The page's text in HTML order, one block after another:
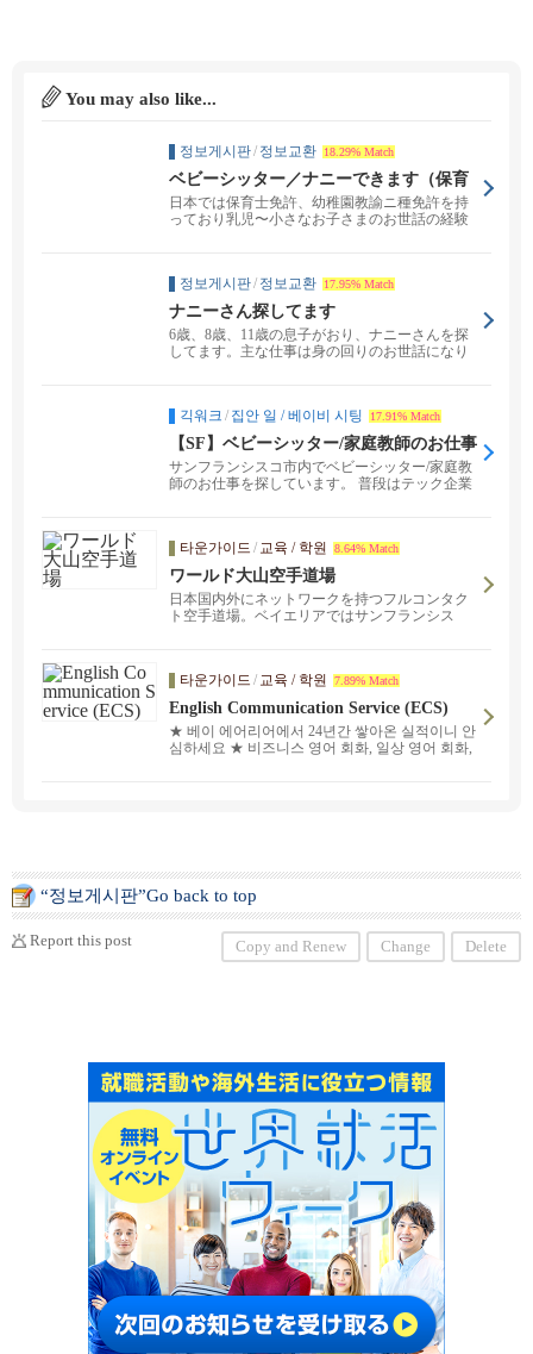
You may also like...
정보게시판/ 정보교환 18.29% Match
ベビーシッター／ナニーできます（保育
士資格有）
日本では保育士免許、幼稚園教諭ニ種免許を持
っており乳児〜小さなお子さまのお世話の経験
정보게시판/ 정보교환 17.95% Match
ナニーさん探してます
6歳、8歳、11歳の息子がおり、ナニーさんを探
してます。主な仕事は身の回りのお世話になり
긱워크 / 집안 일 / 베이비 시팅 17.91% Match
【SF】ベビーシッター/家庭教師のお仕事
を探しています
サンフランシスコ市内でベビーシッター/家庭教
師のお仕事を探しています。 普段はテック企業
타운가이드 / 교육 / 학원 8.64% Match
ワールド大山空手道場
日本国内外にネットワークを持つフルコンタク
ト空手道場。ベイエリアではサンフランシス
ちが稽古しています。見学・体験ご希望の方は
お気軽にご連絡ください。
타운가이드 / 교육 / 학원 7.89% Match
English Communication Service (ECS)
★ 베이 에어리어에서 24년간 쌓아온 실적이니 안
심하세요 ★ 비즈니스 영어 회화, 일상 영어 회화,
“정보게시판”Go back to top
Report this post Copy and Renew Change Delete